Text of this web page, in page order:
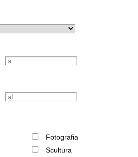
Fotografia
Scultura